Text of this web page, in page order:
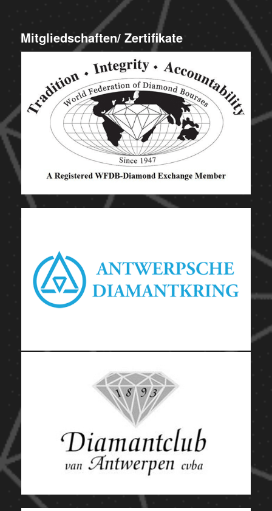
Mitgliedschaften/ Zertifikate